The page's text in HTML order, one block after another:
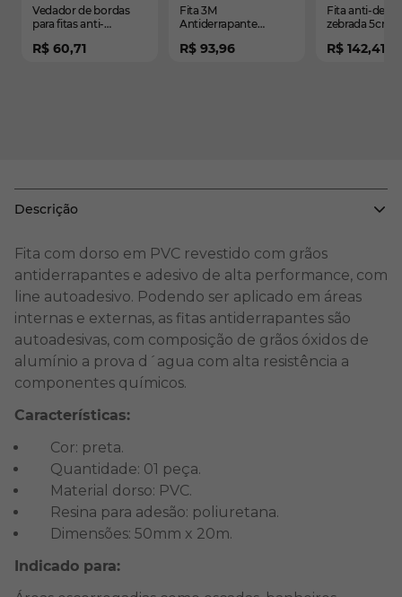
Vedador de bordas
para fitas anti-
R$ 60,71
Fita 3M
Antiderrapante
Fosforescente Neon -
R$ 93,96
Fita anti-
zebrada
R$ 142,41
Descrição
Fita com dorso em PVC revestido com grãos
antiderrapantes e adesivo de alta performance, com
line autoadesivo. Podendo ser aplicado em áreas
internas e externas, as fitas antiderrapantes são
autoadesivas, com composição de grãos óxidos de
alumínio a prova d´agua com alta resistência a
componentes químicos.
Características:
Cor: preta.
Quantidade: 01 peça.
Material dorso: PVC.
Resina para adesão: poliuretana.
Dimensões: 50mm x 20m.
Indicado para: